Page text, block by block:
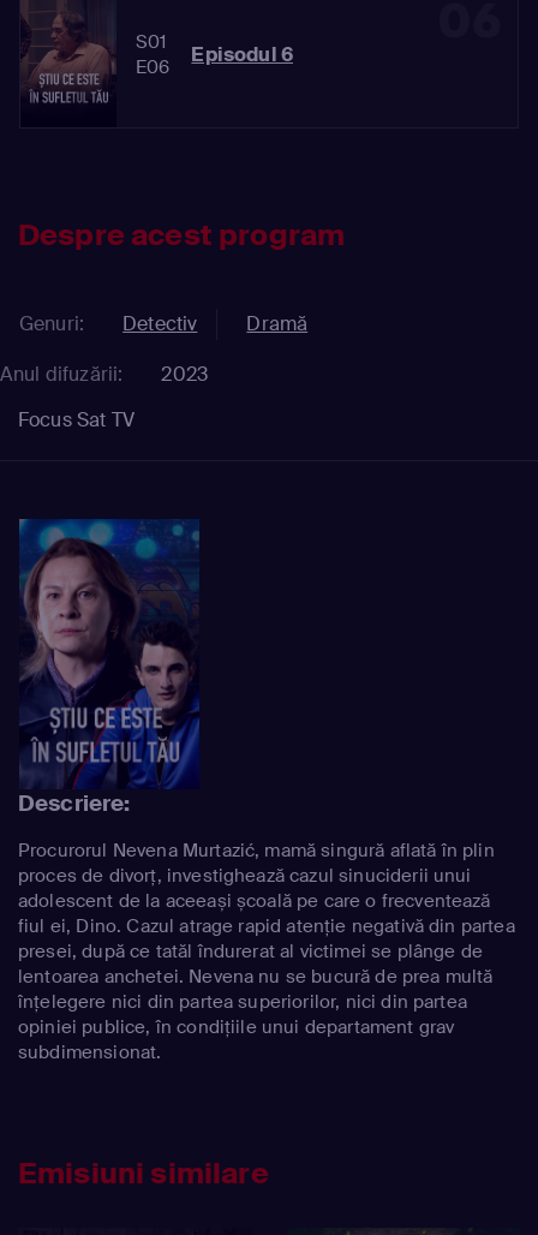
S01
E06
Episodul 6
Despre acest program
Genuri: Detectiv
Dramă
Anul difuzării:
2023
Focus Sat TV
Descriere:
Procurorul Nevena Murtazić, mamă singură aflată în plin
proces de divorț, investighează cazul sinuciderii unui
adolescent de la aceeași școală pe care o frecventează
fiul ei, Dino. Cazul atrage rapid atenție negativă din partea
presei, după ce tatăl îndurerat al victimei se plânge de
lentoarea anchetei. Nevena nu se bucură de prea multă
înțelegere nici din partea superiorilor, nici din partea
opiniei publice, în condițiile unui departament grav
subdimensionat.
Emisiuni similare